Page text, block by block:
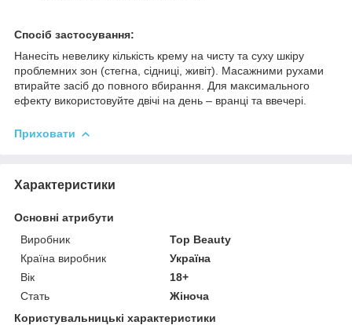
Спосіб застосування:
Нанесіть невелику кількість крему на чисту та суху шкіру
проблемних зон (стегна, сідниці, живіт). Масажними рухами
втирайте засіб до повного вбирання. Для максимального
ефекту використовуйте двічі на день – вранці та ввечері.
Приховати
Характеристики
Основні атрибути
Виробник
Top Beauty
Країна виробник
Україна
Вік
18+
Стать
Жіноча
Користувальницькі характеристики